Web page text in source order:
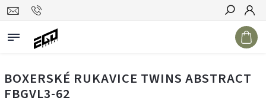
Hledat
BOXERSKÉ RUKAVICE TWINS ABSTRACT
FBGVL3-62